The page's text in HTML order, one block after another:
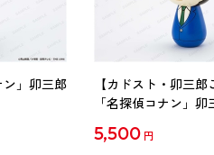
」卯三郎
【カドスト・卯三郎
「名探偵コナン」卯
5,500 円